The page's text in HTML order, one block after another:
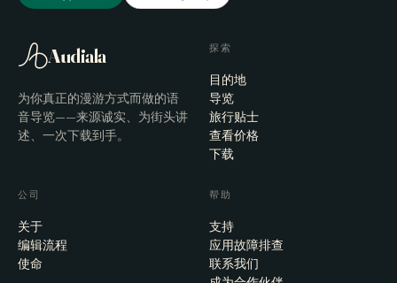
Audiala
为你真正的漫游方式而做的语
音导览——来源诚实、为街头讲
述、一次下载到手。
探索
目的地
导览
旅行贴士
查看价格
下载
公司
关于
编辑流程
使命
帮助
支持
应用故障排查
联系我们